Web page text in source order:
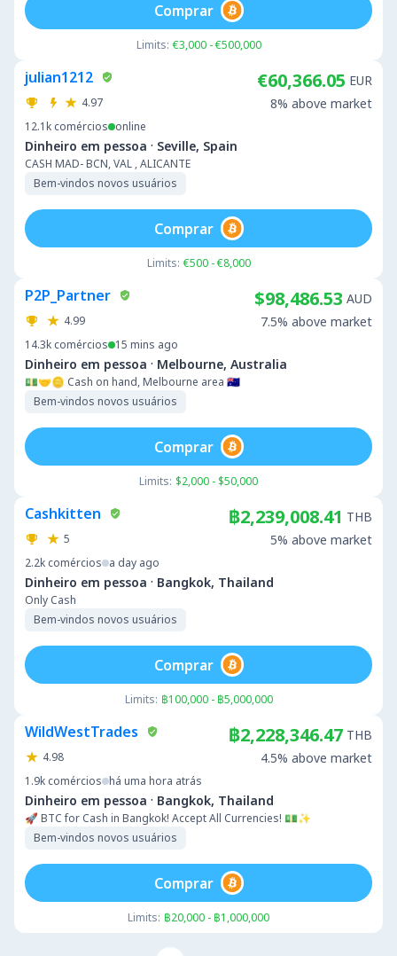
Limits: €3,000 - €500,000
Comprar
julian1212
4.97
12.1k comércios online
Dinheiro em pessoa · Seville, Spain
CASH MAD- BCN, VAL , ALICANTE
Bem-vindos novos usuários
€60,366.05 EUR
8% above market
Limits: €500 - €8,000
Comprar
P2P_Partner
4.99
14.3k comércios 15 mins ago
Dinheiro em pessoa · Melbourne, Australia
💵🤝🪙 Cash on hand, Melbourne area 🇦🇺
Bem-vindos novos usuários
$98,486.53 AUD
7.5% above market
Limits: $2,000 - $50,000
Comprar
Cashkitten
5
2.2k comércios a day ago
Dinheiro em pessoa · Bangkok, Thailand
Only Cash
Bem-vindos novos usuários
฿2,239,008.41 THB
5% above market
Limits: ฿100,000 - ฿5,000,000
Comprar
WildWestTrades
4.98
1.9k comércios há uma hora atrás
Dinheiro em pessoa · Bangkok, Thailand
🚀 BTC for Cash in Bangkok! Accept All Currencies! 💵✨
Bem-vindos novos usuários
฿2,228,346.47 THB
4.5% above market
Limits: ฿20,000 - ฿1,000,000
Comprar